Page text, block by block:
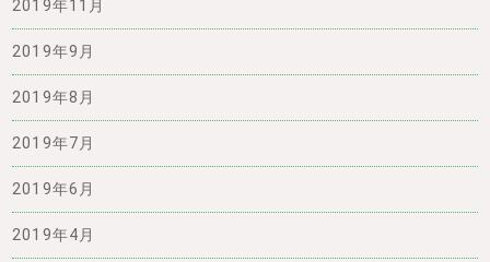
2019年11月
2019年9月
2019年8月
2019年7月
2019年6月
2019年4月